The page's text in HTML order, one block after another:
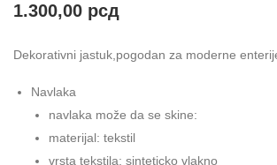
1.300,00 рсд
Dekorativni jastuk,pogodan za moderne
Navlaka
navlaka može da se skine:
materijal: tekstil
vrsta tekstila: sinteticko vlakno